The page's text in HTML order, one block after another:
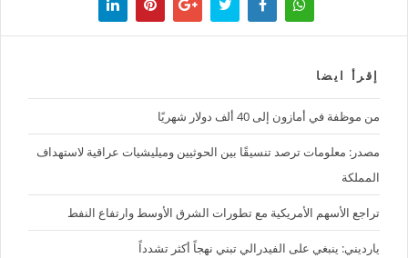
إقرأ ايضا
من موظفة في أمازون إلى 40 ألف دولار شهريًا
مصدر: معلومات ترصد تنسيقًا بين الحوثيين وميليشيات عراقية لاستهداف
المملكة
تراجع الأسهم الأمريكية مع تطورات الشرق الأوسط وارتفاع النفط
يارديني: ينبغي على الفيدرالي تبني نهجاً أكثر تشدداً